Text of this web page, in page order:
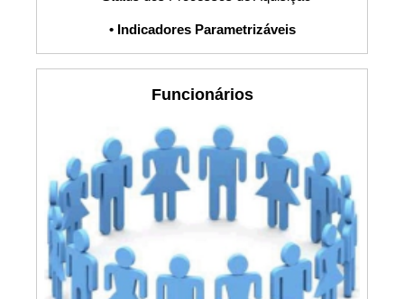
• Indicadores Parametrizáveis
Funcionários
ISO30401, Controle
de Mudanças,
Procedimento, POP,
Fluxograma, PDCA,
Planilha, Sistema
S9000, Documentos,